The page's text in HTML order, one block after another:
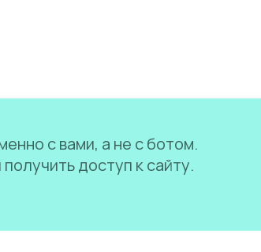
с вами, а не с ботом.
доступ к сайту.